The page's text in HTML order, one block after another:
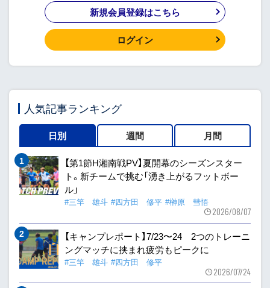
新規会員登録はこちら
ログイン
人気記事ランキング
日別 週間 月間
【第1節H湘南戦PV】夏開幕のシーズンスター
ト。新チームで挑む「湧き上がるフットボー
ル」
#三竿 雄斗 #四方田 修平 #榊原 彗悟
2026/08/07
【キャンプレポート】7/23〜24 2つのトレーニ
ングマッチに挟まれ疲労もピークに
#三竿 雄斗 #四方田 修平
2026/07/24